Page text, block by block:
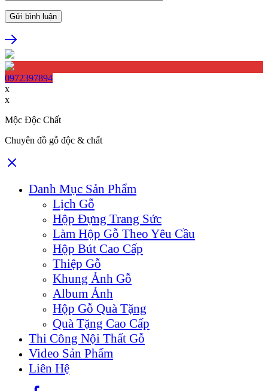
0972397894
x
x
Mộc Độc Chất
Chuyên đồ gỗ độc & chất
Danh Mục Sản Phẩm
Lịch Gỗ
Hộp Đựng Trang Sức
Làm Hộp Gỗ Theo Yêu Cầu
Hộp Bút Cao Cấp
Thiệp Gỗ
Khung Ảnh Gỗ
Album Ảnh
Hộp Gỗ Quà Tặng
Quà Tặng Cao Cấp
Thi Công Nội Thất Gỗ
Video Sản Phẩm
Liên Hệ